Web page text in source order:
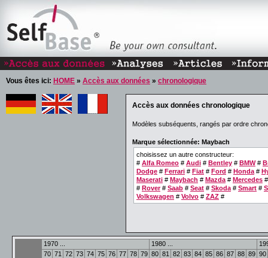
Vous êtes ici: HOME » Accès aux données » chronologique
Accès aux données chronologique
Modèles subséquents, rangés par ordre
Marque sélectionnée: Maybach
choisissez un autre constructeur:
# Alfa Romeo # Audi # Bentley # BMW#
Dodge # Ferrari # Fiat # Ford # Honda #
Maserati # Maybach # Mazda # Mercedes
# Rover# Saab # Seat # Skoda # Smart #
Volkswagen # Volvo # ZAZ #
1970 ... 1980 ...
70 71 72 73 74 75 76 77 78 79 80 81 82 83 84 85 86 87 88 89 90